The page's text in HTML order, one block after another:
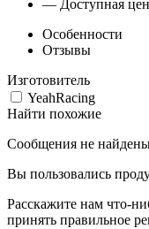
— Доступная
Особенности
Отзывы
Изготовитель
YeahRacing
Найти похожие
Сообщения не
Вы пользовались
Расскажите нам что-
принять правильное